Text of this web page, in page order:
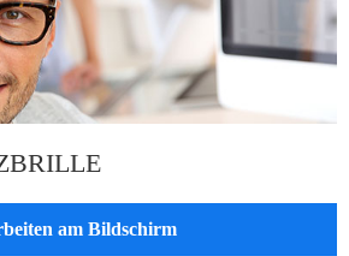
am Bildschirm